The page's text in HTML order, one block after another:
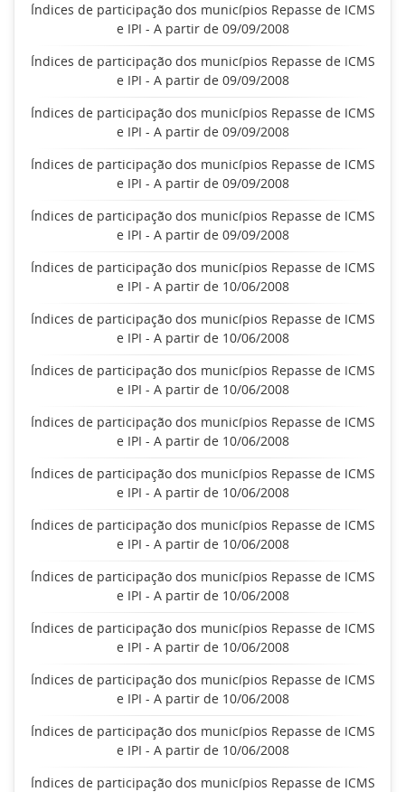
Índices de participação dos municípios Repasse de ICMS
e IPI - A partir de 09/09/2008
Índices de participação dos municípios Repasse de ICMS
e IPI - A partir de 09/09/2008
Índices de participação dos municípios Repasse de ICMS
e IPI - A partir de 09/09/2008
Índices de participação dos municípios Repasse de ICMS
e IPI - A partir de 09/09/2008
Índices de participação dos municípios Repasse de ICMS
e IPI - A partir de 09/09/2008
Índices de participação dos municípios Repasse de ICMS
e IPI - A partir de 10/06/2008
Índices de participação dos municípios Repasse de ICMS
e IPI - A partir de 10/06/2008
Índices de participação dos municípios Repasse de ICMS
e IPI - A partir de 10/06/2008
Índices de participação dos municípios Repasse de ICMS
e IPI - A partir de 10/06/2008
Índices de participação dos municípios Repasse de ICMS
e IPI - A partir de 10/06/2008
Índices de participação dos municípios Repasse de ICMS
e IPI - A partir de 10/06/2008
Índices de participação dos municípios Repasse de ICMS
e IPI - A partir de 10/06/2008
Índices de participação dos municípios Repasse de ICMS
e IPI - A partir de 10/06/2008
Índices de participação dos municípios Repasse de ICMS
e IPI - A partir de 10/06/2008
Índices de participação dos municípios Repasse de ICMS
e IPI - A partir de 10/06/2008
Índices de participação dos municípios Repasse de ICMS